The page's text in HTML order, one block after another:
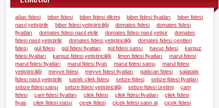
ağaç fidesi biber fidesi biber fidesi dikimi biber fidesi fiyatları
biber fidesi
nasıl yetiştirilir
biber fidesi yetiştiriciliği domates fidesi
domates fidesi
fiyatları
domates fidesi nasıl ekilir domates fidesi nasıl yetişir
domates
fidesi nasıl yetiştirilir
domates fidesi yetiştiriciliği
domates fidesi çeşitleri
fidesi
gül fidesi gül fidesi fiyatları gül fidesi satışı havuç fidesi
karpuz
fidesi fiyatları
karpuz fidesi yetiştiriciliği limon fidesi fiyatları
marul fidesi
marul fidesi fiyatları
marul fidesi fiyatı marul fidesi satışı
marul fidesi
yetiştiriciliği
meyve fidesi meyve fidesi fiyatları patlıcan fidesi
salatalık
fidesi nasıl yetiştirilir
satılık çilek fidesi sebze fidesi
sebze fidesi fiyatları
sebze fidesi satışı
sebze fidesi yetiştiriciliği sebze fidesi üretimi
çam
fidesi
çam fidesi fiyatları çilek fidesi çilek fidesi fiyatları
çilek fidesi
fiyatı
çilek fidesi satışı çiçek fidesi çiçek fidesi satın al
çiçek fidesi